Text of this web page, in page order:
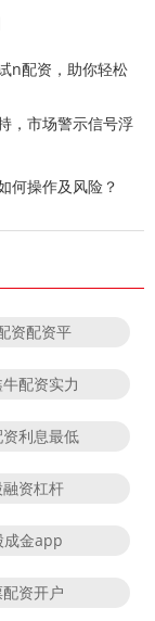
n配资，助你轻松
，市场警示信号浮
何操作及风险？
资配资平
配资实力
利息最低
资杠杆
成金app
资开户